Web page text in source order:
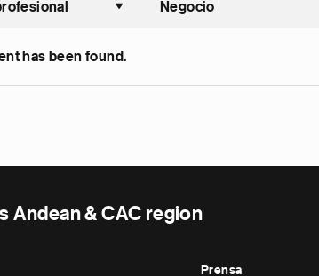
Ordenar
Negocio
has been found.
Andean & CAC region
Prensa